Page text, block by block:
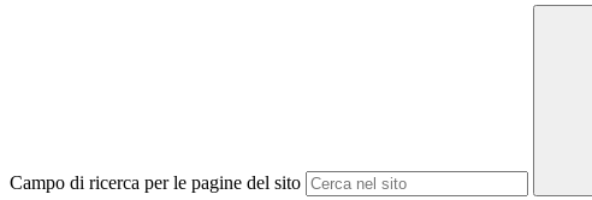
Campo di ricerca per le pagine del sito